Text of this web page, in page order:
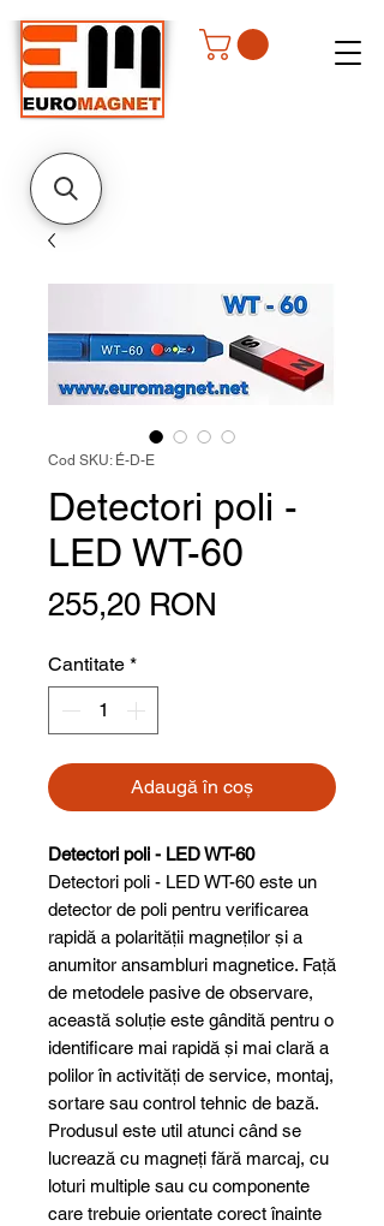
Cod SKU: É-D-E
Detectori poli -
LED WT-60
255,20 RON
Cantitate *
Adaugă în coș
Detectori poli - LED WT-60
Detectori poli - LED WT-60 este un
detector de poli pentru verificarea
rapidă a polarității magneților și a
anumitor ansambluri magnetice. Față
de metodele pasive de observare,
această soluție este gândită pentru o
identificare mai rapidă și mai clară a
polilor în activități de service, montaj,
sortare sau control tehnic de bază.
Produsul este util atunci când se
lucrează cu magneți fără marcaj, cu
loturi multiple sau cu componente
care trebuie orientate corect înainte